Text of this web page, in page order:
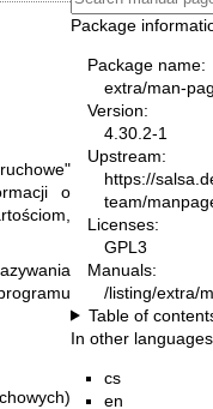
o
Package
Package name:
extra/man-
Version:
4.30.2-1
Upstream:
https://
team/
Licenses:
GPL3
Manuals:
/listing/extra/
Table of
In other
cs
en